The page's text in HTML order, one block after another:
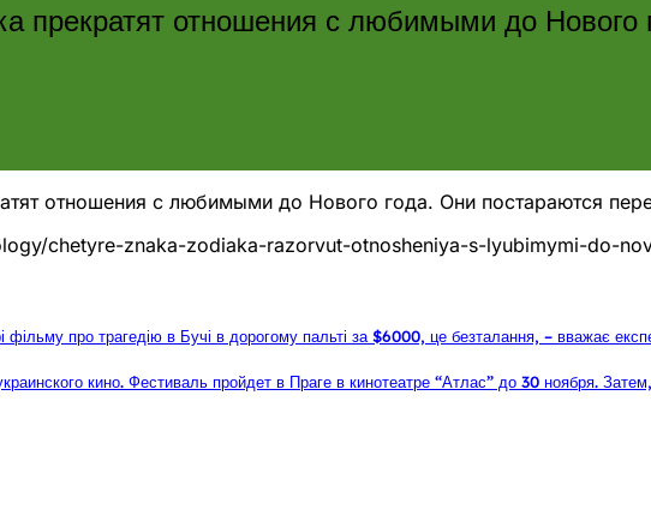
прекратят отношения с любимыми до Нового
отношения с любимыми до Нового года. Они постараются
chetyre-znaka-zodiaka-razorvut-otnosheniya-s-lyubimymi-do-
фільму про трагедію в Бучі в дорогому пальті за $6000, це безталання, – вважає
кино. Фестиваль пройдет в Праге в кинотеатре “Атлас” до 30 ноября.